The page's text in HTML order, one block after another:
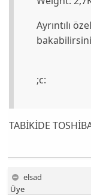
Ayrıntılı
;c:
TABİKİDE
elsad
Üye